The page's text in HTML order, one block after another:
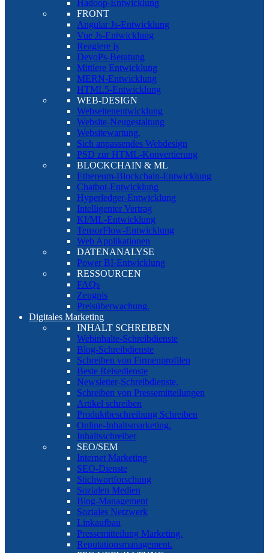
Hadoop-Entwicklung
FRONT
Angular Js-Entwicklung
Vue Js-Entwicklung
Reagiere js
DevoPs-Beratung
Mittlere Entwicklung
MERN-Entwicklung
HTML5-Entwicklung
WEB-DESIGN
Webseitenentwicklung
Website-Neugestaltung
Websitewartung.
Sich anpassendes Webdesign
PSD zur HTML-Konvertierung
BLOCKCHAIN & ML
Ethereum-Blockchain-Entwicklung
Chatbot-Entwicklung
Hyperledger-Entwicklung
Intelligenter Vertrag
KI/ML-Entwicklung
TensorFlow-Entwicklung
Web Applikationen
DATENANALYSE
Power BI-Entwicklung
RESSOURCEN
FAQs
Zeugnis
Preisüberwachung.
Digitales Marketing
INHALT SCHREIBEN
Webinhalte-Schreibdienste
Blog-Schreibdienste
Schreiben von Firmenprofilen
Beste Reisedienste
Newsletter-Schreibdienste.
Schreiben von Pressemitteilungen
Artikel schreiben
Produktbeschreibung Schreiben
Online-Inhaltsmarketing.
Inhaltsschreiber
SEO/SEM
Internet Marketing
SEO-Dienste
Stichwortforschung
Sozialen Medien
Blog-Management
Soziales Netzwerk
Linkaufbau
Pressemitteilung Marketing.
Reputationsmanagement.